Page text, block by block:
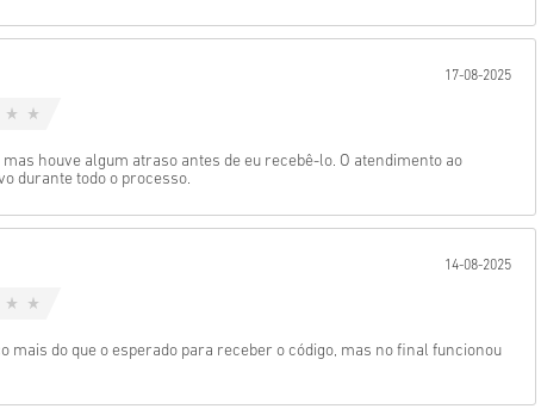
17-08-2025
mas houve algum atraso antes de eu recebê-lo. O atendimento ao
durante todo o processo.
14-08-2025
mais do que o esperado para receber o código, mas no final funcionou